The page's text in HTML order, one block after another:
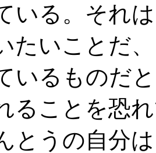
いる。それ
たいことだ
いるものだ
ることを恐
とうの自分